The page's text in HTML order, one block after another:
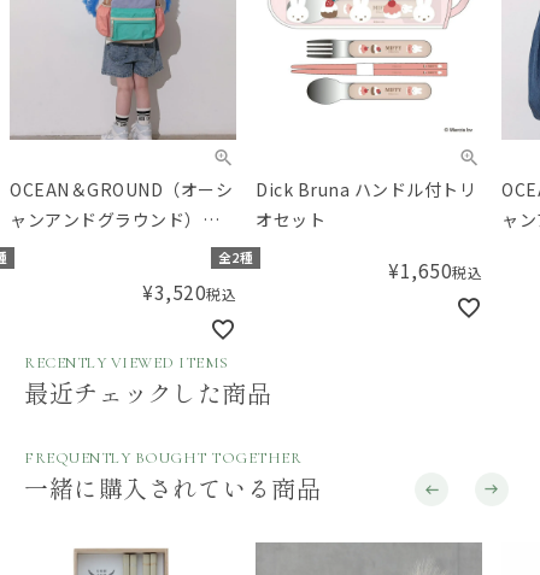
OCEAN＆GROUND（オーシ
ャンアンドグラウンド）
DAYPACK MULTI デイパック全2種
¥3,520税込
Dick Bruna ハンドル付トリ
オセット
¥1,650税込
ャ
RECENTLY VIEWED ITEMS
最近チェックした商品
FREQUENTLY BOUGHT TOGETHER
一緒に購入されている商品